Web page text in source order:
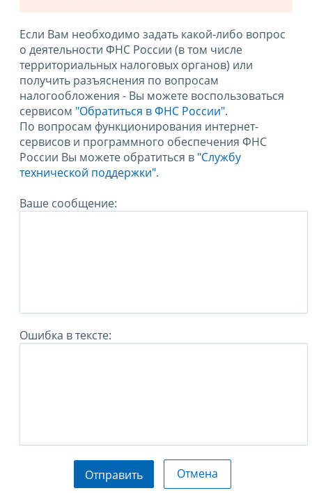
Если Вам необходимо задать какой-либо вопрос
о деятельности ФНС России (в том числе
территориальных налоговых органов) или
получить разъяснения по вопросам
налогообложения - Вы можете воспользоваться
сервисом "Обратиться в ФНС России".
По вопросам функционирования интернет-
сервисов и программного обеспечения ФНС
России Вы можете обратиться в "Службу
технической поддержки".
Ваше сообщение:
Ошибка в тексте:
Отправить Отмена